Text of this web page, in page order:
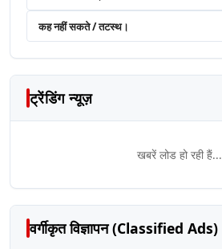
कह नहीं सकते / तटस्थ।
ट्रेंडिंग न्यूज़
खबरें लोड हो रही हैं...
वर्गीकृत विज्ञापन (Classified Ads)